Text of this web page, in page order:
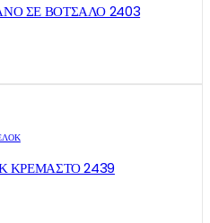
ΣΕ ΒΟΤΣΑΛΟ 2403
ΚΡΕΜΑΣΤΟ 2439